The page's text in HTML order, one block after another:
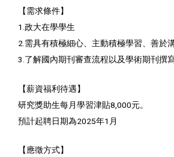
【需求條件】
1.政大在學學生
2.需具有積極細心、主動積極學習、善於
3.了解國內期刊審查流程以及學術期刊撰
【薪資福利待遇】
研究獎助生每月學習津貼8,000元。
預計起聘日期為2025年1月
【應徵方式】